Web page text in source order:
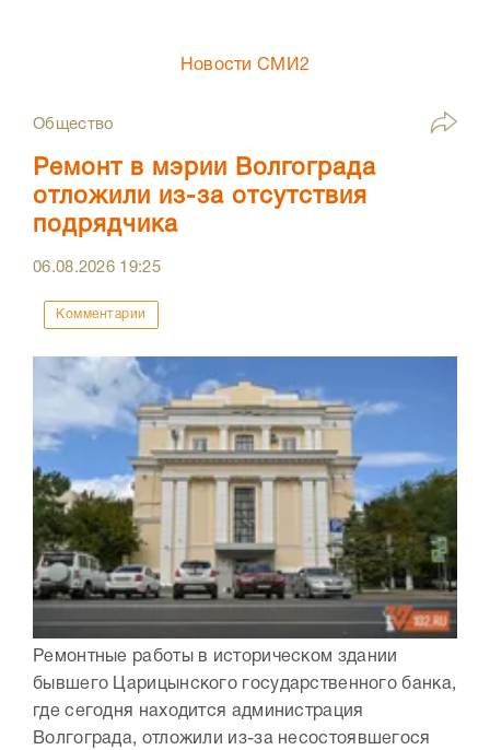
Новости СМИ2
Общество
Ремонт в мэрии Волгограда
отложили из-за отсутствия
подрядчика
06.08.2026 19:25
Комментарии
Ремонтные работы в историческом здании
бывшего Царицынского государственного банка,
где сегодня находится администрация
Волгограда, отложили из-за несостоявшегося